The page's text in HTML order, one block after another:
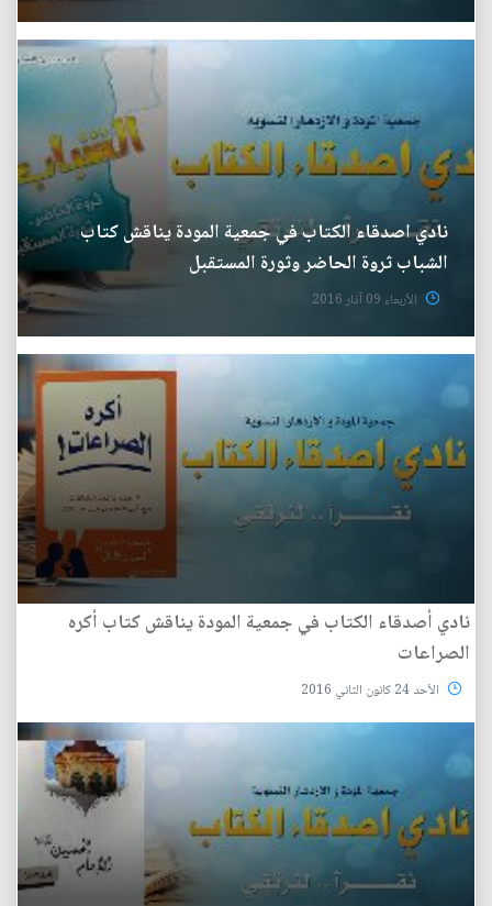
نادي اصدقاء الكتاب في جمعية المودة يناقش كتاب
الشباب ثروة الحاضر وثورة المستقبل
الأربعاء 09 آذار 2016
نادي أصدقاء الكتاب في جمعية المودة يناقش كتاب أكره
الصراعات
الأحد 24 كانون الثاني 2016